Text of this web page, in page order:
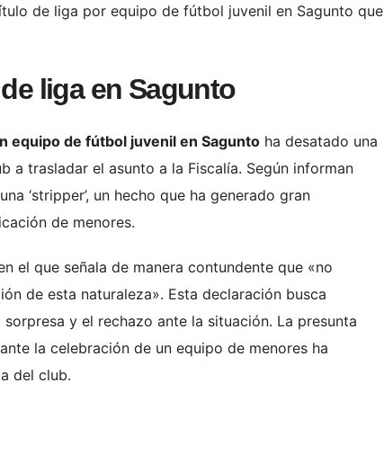
de liga por equipo de fútbol juvenil en Sagunto que
liga en Sagunto
equipo de fútbol juvenil en Sagunto ha desatado una
a trasladar el asunto a la Fiscalía. Según informan
‘stripper’, un hecho que ha generado gran
de menores.
el que señala de manera contundente que «no
de esta naturaleza». Esta declaración busca
y el rechazo ante la situación. La presunta
la celebración de un equipo de menores ha
del club.